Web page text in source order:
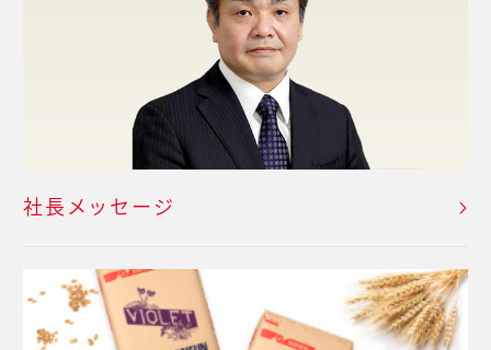
社長メッセージ